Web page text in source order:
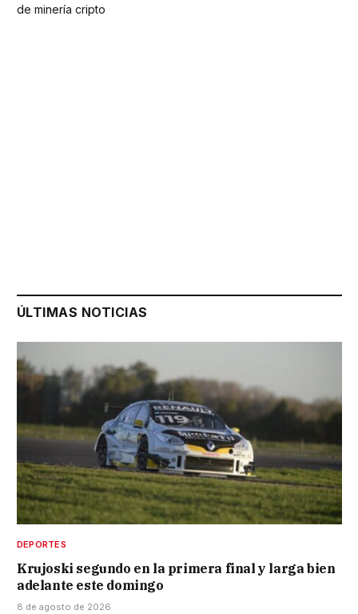
de minería cripto
ÚLTIMAS NOTICIAS
DEPORTES
Krujoski segundo en la primera final y larga bien
adelante este domingo
8 de agosto de 2026